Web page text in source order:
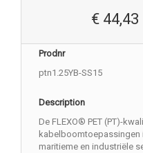
€ 44,43
Prodnr
ptn1.25YB-SS15
Description
De FLEXO® PET (PT)-
kabelboomtoepassingen
maritieme en industriële